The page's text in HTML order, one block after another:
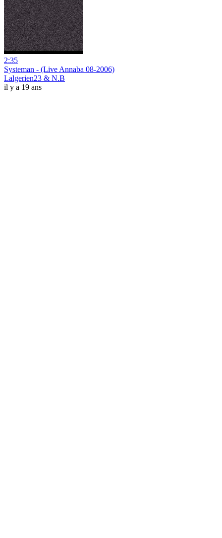
2:35
Systeman - (Live Annaba 08-2006)
Lalgerien23 & N.B
il y a 19 ans